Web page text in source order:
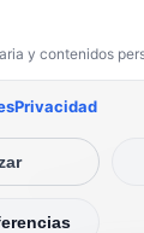
varias
de 10.»
y contenidos
Privacidad